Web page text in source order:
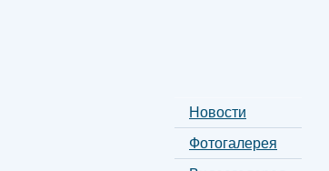
Новости
Фотогалерея